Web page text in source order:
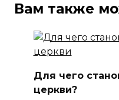
Вам также
Для чего
церкви?